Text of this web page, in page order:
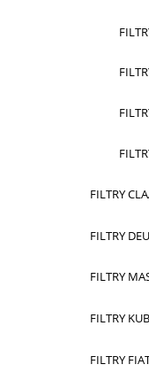
FILTRY
FILTRY
FILTRY
FILTRY
FILTRY